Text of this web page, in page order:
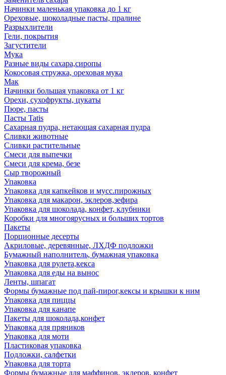
Начинки маленькая упаковка до 1 кг
Ореховые, шоколадные пасты, пралине
Разрыхлители
Гели, покрытия
Загустители
Мука
Разные виды сахара,сиропы
Кокосовая стружка, ореховая мука
Мак
Начинки большая упаковка от 1 кг
Орехи, сухофрукты, цукаты
Пюре, пасты
Пасты Tatis
Сахарная пудра, нетающая сахарная пудра
Сливки животные
Сливки растительные
Смеси для выпечки
Смеси для крема, безе
Сыр творожный
Упаковка
Упаковка для капкейков и мусс.пирожных
Упаковка для макарон, эклеров,зефира
Упаковка для шоколада, конфет, клубники
Коробки для многоярусных и больших тортов
Пакеты
Порционные десерты
Акриловые, деревянные, ЛХДФ подложки
Бумажный наполнитель, бумажная упаковка
Упаковка для рулета,кекса
Упаковка для еды на вынос
Ленты, шпагат
Формы бумажные под пай-пирог,кексы и крышки к ним
Упаковка для пиццы
Упаковка для канапе
Пакеты для шоколада,конфет
Упаковка для пряников
Упаковка для моти
Пластиковая упаковка
Подложки, салфетки
Упаковка для торта
Формы бумажные для маффинов, эклеров, конфет